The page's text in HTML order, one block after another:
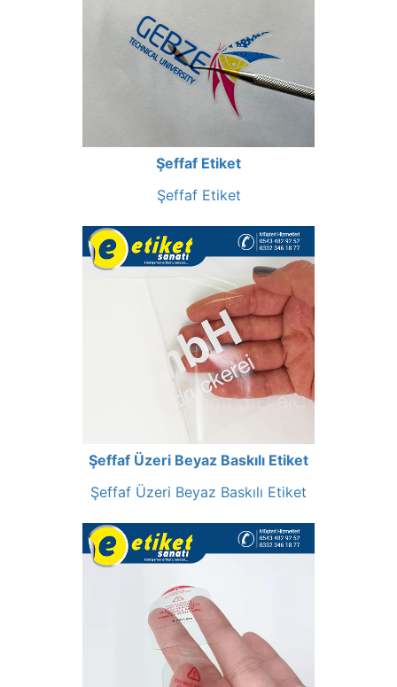
Şeffaf Etiket
Şeffaf Etiket
Şeffaf Üzeri Beyaz Baskılı Etiket
Şeffaf Üzeri Beyaz Baskılı Etiket